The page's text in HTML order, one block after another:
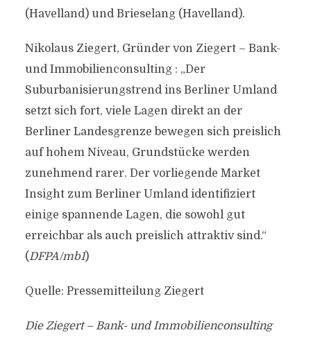
(Havelland) und Brieselang (Havelland).
Nikolaus Ziegert, Gründer von Ziegert – Bank-
und Immobilienconsulting : „Der
Suburbanisierungstrend ins Berliner Umland
setzt sich fort, viele Lagen direkt an der
Berliner Landesgrenze bewegen sich preislich
auf hohem Niveau, Grundstücke werden
zunehmend rarer. Der vorliegende Market
Insight zum Berliner Umland identifiziert
einige spannende Lagen, die sowohl gut
erreichbar als auch preislich attraktiv sind.“
(DFPA/mb1)
Quelle: Pressemitteilung Ziegert
Die Ziegert – Bank- und Immobilienconsulting